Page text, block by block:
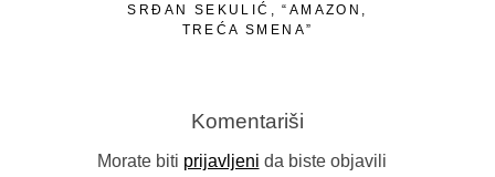
SRĐAN SEKULIĆ, “AMAZON,
TREĆA SMENA”
Komentariši
Morate biti prijavljeni da biste objavili